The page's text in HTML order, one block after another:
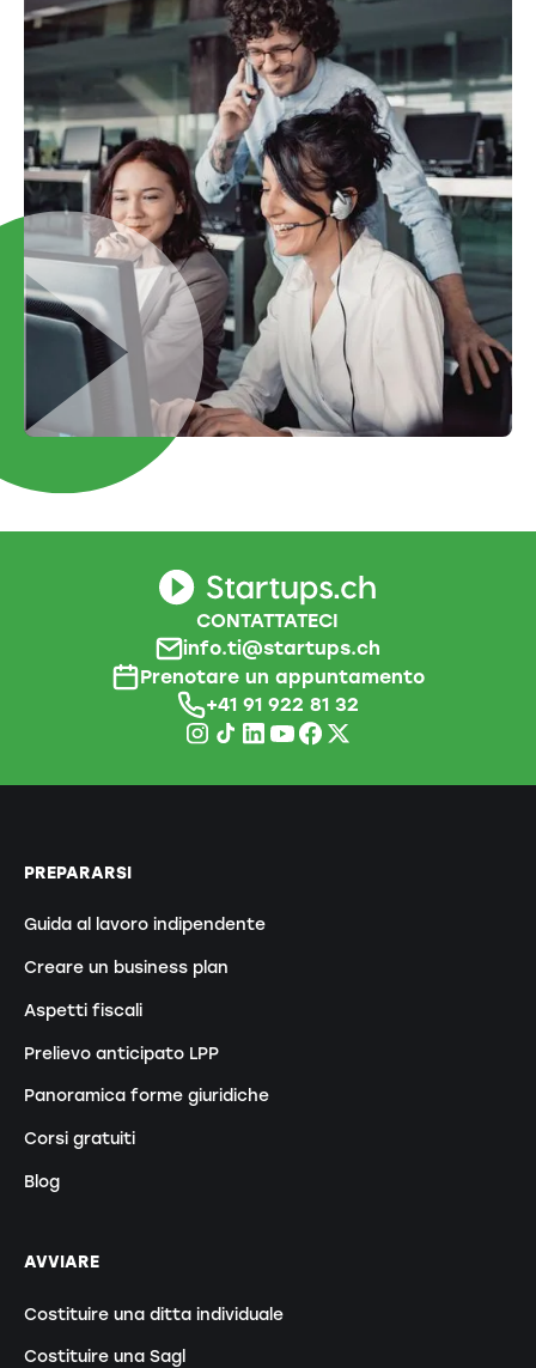
CONTATTATECI
info.ti@startups.ch
Prenotare un appuntamento
+41 91 922 81 32
PREPARARSI
Guida al lavoro indipendente
Creare un business plan
Aspetti fiscali
Prelievo anticipato LPP
Panoramica forme giuridiche
Corsi gratuiti
Blog
AVVIARE
Costituire una ditta individuale
Costituire una Sagl